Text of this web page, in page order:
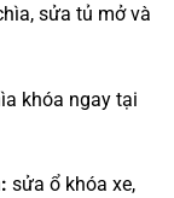
sửa tủ mở và
khóa ngay tại
sửa ổ khóa xe,